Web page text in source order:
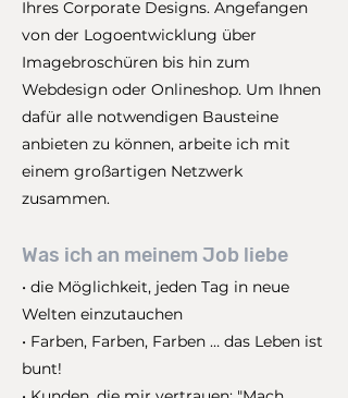
Ihres Corporate Designs. Angefangen
von der Logoentwicklung über
Imagebroschüren bis hin zum
Webdesign oder Onlineshop. Um Ihnen
dafür alle notwendigen Bausteine
anbieten zu können, arbeite ich mit
einem großartigen Netzwerk
zusammen.
Was ich an meinem Job liebe
• die Möglichkeit, jeden Tag in neue
Welten einzutauchen
• Farben, Farben, Farben … das Leben ist
bunt!